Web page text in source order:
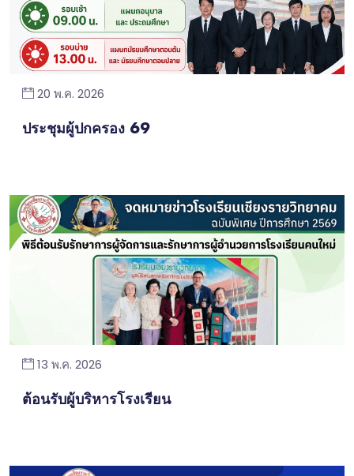
20 พ.ค. 2026
ประชุมผู้ปกครอง 69
13 พ.ค. 2026
ต้อนรับผู้บริหารโรงเรียน